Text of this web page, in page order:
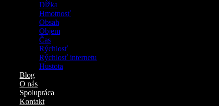
Dĺžka
Hmotnosť
Obsah
Objem
Čas
Rýchlosť
Rýchlosť internetu
Hustota
Blog
O nás
Spolupráca
Kontakt